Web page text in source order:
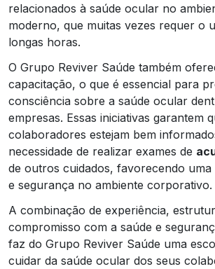
relacionados à saúde ocular no
moderno, que muitas vezes requer o
longas horas.
O Grupo Reviver Saúde também
capacitação, o que é essencial para
consciência sobre a saúde ocular
empresas. Essas iniciativas garantem
colaboradores estejam bem
necessidade de realizar exames de
de outros cuidados, favorecendo uma
e segurança no ambiente corporativo.
A combinação de experiência,
compromisso com a saúde e
faz do Grupo Reviver Saúde uma
cuidar da saúde ocular dos seus